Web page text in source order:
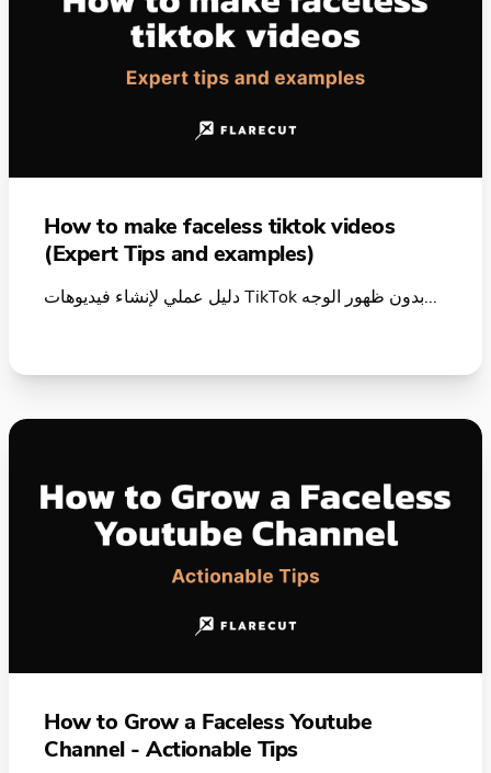
How to make faceless tiktok videos
(Expert Tips and examples)
دليل عملي لإنشاء فيديوهات TikTok بدون ظهور الوجه...
How to Grow a Faceless Youtube
Channel - Actionable Tips